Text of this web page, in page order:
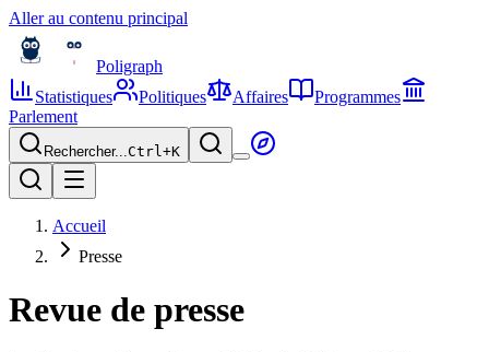
Aller au contenu principal
Poligraph
Statistiques
Politiques Affaires
Programmes
Parlement
Rechercher...Ctrl+K
Accueil
Presse
Revue de presse